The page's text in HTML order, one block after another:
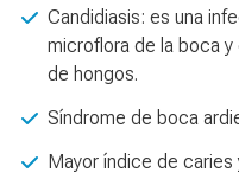
Candidiasis: es una
microflora de la boca
de hongos.
Síndrome de boca
Mayor índice de caries